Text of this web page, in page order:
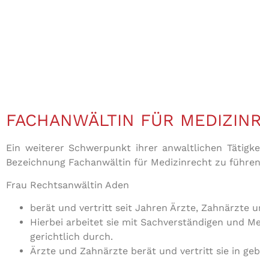
FACHANWÄLTIN FÜR
Ein weiterer Schwerpunkt ihrer anwaltlichen
Bezeichnung Fachanwältin für Medizinrecht zu
Frau Rechtsanwältin Aden
berät und vertritt seit Jahren Ärzte, Zahnärzte
Hierbei arbeitet sie mit Sachverständigen und
gerichtlich durch.
Ärzte und Zahnärzte berät und vertritt sie in